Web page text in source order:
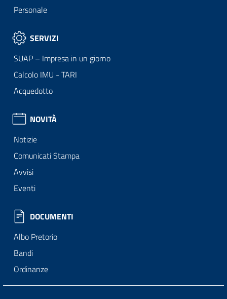
Personale
SERVIZI
SUAP – Impresa in un giorno
Calcolo IMU - TARI
Acquedotto
NOVITÀ
Notizie
Comunicati Stampa
Avvisi
Eventi
DOCUMENTI
Albo Pretorio
Bandi
Ordinanze